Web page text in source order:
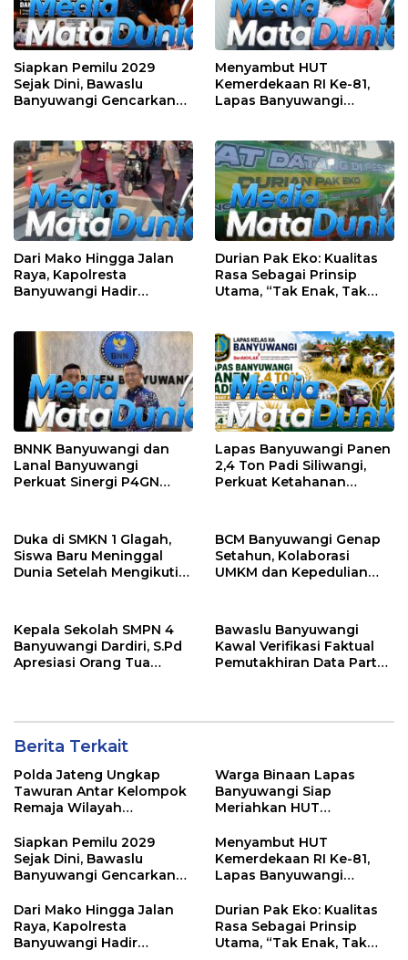
Siapkan Pemilu 2029
Sejak Dini, Bawaslu
Banyuwangi Gencarkan
Menyambut HUT
Kemerdekaan RI Ke-81,
Lapas Banyuwangi
Dari Mako Hingga Jalan
Raya, Kapolresta
Banyuwangi Hadir
Masyarakat
Durian Pak Eko: Kualitas
Rasa Sebagai Prinsip
Utama, “Tak Enak, Tak
BNNK Banyuwangi dan
Lanal Banyuwangi
Perkuat Sinergi P4GN
Lapas Banyuwangi Panen
2,4 Ton Padi Siliwangi,
Perkuat Ketahanan
Duka di SMKN 1 Glagah,
Siswa Baru Meninggal
Dunia Setelah Mengikuti
BCM Banyuwangi Genap
Setahun, Kolaborasi
UMKM dan Kepedulian
Kepala Sekolah SMPN 4
Banyuwangi Dardiri, S.Pd
Apresiasi Orang Tua
Bawaslu Banyuwangi
Kawal Verifikasi Faktual
Pemutakhiran Data Partai
Berita Terkait
Polda Jateng Ungkap
Tawuran Antar Kelompok
Remaja Wilayah
Tersangka dan 17 DPO
Warga Binaan Lapas
Banyuwangi Siap
Meriahkan HUT
dengan Berbagai
Perlombaan
Siapkan Pemilu 2029
Sejak Dini, Bawaslu
Banyuwangi Gencarkan
Penguatan SDM
Menyambut HUT
Kemerdekaan RI Ke-81,
Lapas Banyuwangi
Donor Darah
Dari Mako Hingga Jalan
Raya, Kapolresta
Banyuwangi Hadir
Durian Pak Eko: Kualitas
Rasa Sebagai Prinsip
Utama, “Tak Enak, Tak